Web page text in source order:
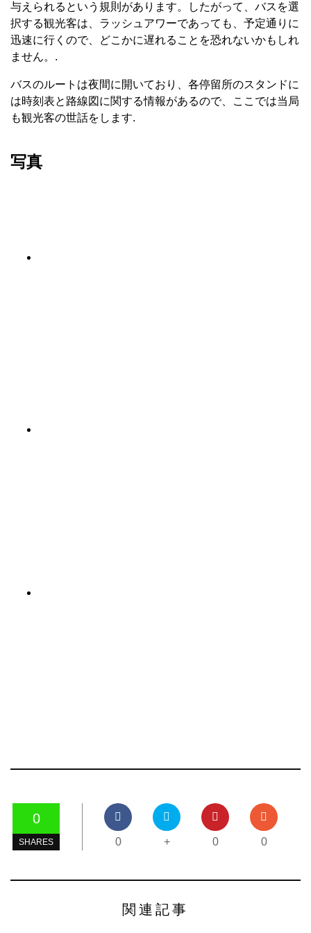
与えられるという規則があります。したがって、バスを選
択する観光客は、ラッシュアワーであっても、予定通りに
迅速に行くので、どこかに遅れることを恐れないかもしれ
ません。.
バスのルートは夜間に開いており、各停留所のスタンドに
は時刻表と路線図に関する情報があるので、ここでは当局
も観光客の世話をします.
写真
0
SHARES 0 + 0 0
関連記事